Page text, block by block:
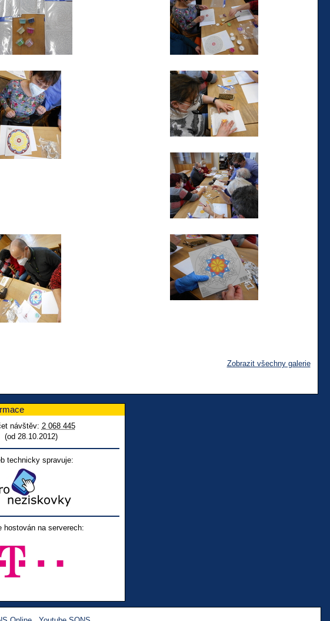
Zobrazit všechny galerie
návštěv: 2 068 445
(od 28.10.2012)
technicky spravuje:
hostován na serverech: